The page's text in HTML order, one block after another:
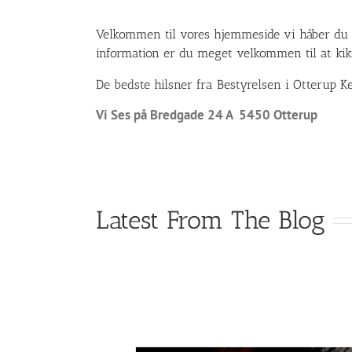
Velkommen til vores hjemmeside vi håber
information er du meget velkommen til at
De bedste hilsner fra Bestyrelsen i Otterup
Vi Ses på Bredgade 24 A 5450 Otterup
Latest From The Blog